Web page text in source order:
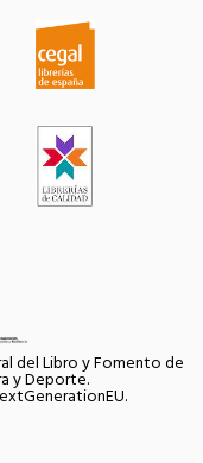
del Libro y Fomento de
y Deporte.